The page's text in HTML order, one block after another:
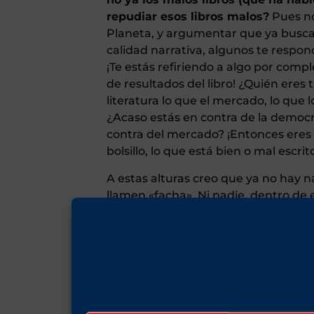
repudiar esos libros malos? Pues
Planeta, y argumentar que ya
calidad narrativa, algunos te
¡Te estás refiriendo a algo por
de resultados del libro! ¿Quién
literatura lo que el mercado, lo que
¿Acaso estás en contra de la
contra del mercado? ¡Entonces
bolsillo, lo que está bien o mal
A estas alturas creo que ya no hay
llamen «facha». Ni nadie, dentro
que hoy la gente no sólo lea
en su día a John Grisham); pero la